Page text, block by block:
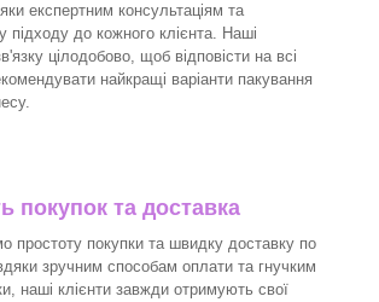
експертним консультаціям та
підходу до кожного клієнта. Наші
цілодобово, щоб відповісти на всі
найкращі варіанти пакування
покупок та доставка
простоту покупки та швидку доставку по
зручним способам оплати та гнучким
наші клієнти завжди отримують свої